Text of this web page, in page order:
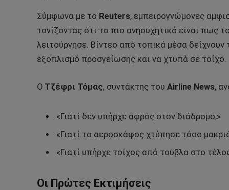
Σύμφωνα με το Reuters, εμπειρογνώμονες
τονίζοντας ότι το πιο ανησυχητικό είναι
λειτούργησε. Βίντεο από τοπικά μέσα
εξοπλισμό προσγείωσης και να χτυπά σε τοίχο.
Ο Τζέφρι Τόμας, συντάκτης του Airline News,
«Γιατί δεν υπήρχε αφρός στον διάδρομο;»
«Γιατί το αεροσκάφος χτύπησε τόσο
«Γιατί υπήρχε τοίχος από τούβλα στο
Οι Πρώτες Εκτιμήσεις